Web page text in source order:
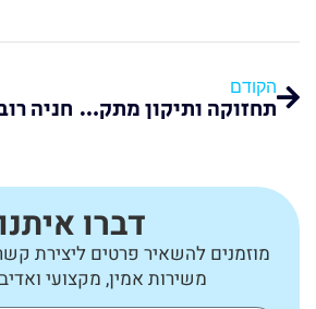
הקודם
תחזוקה ותיקון מתקני חניה – המדריך המלא לשמירה על המערכת
דברו איתנו
מוזמנים להשאיר פרטים ליצירת
משירות אמין, מקצועי